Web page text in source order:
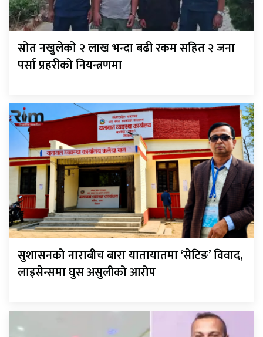
स्रोत नखुलेको २ लाख भन्दा बढी रकम सहित २ जना
पर्सा प्रहरीको नियन्त्रणमा
सुशासनको नाराबीच बारा यातायातमा ‘सेटिङ’ विवाद,
लाइसेन्समा घुस असुलीको आरोप